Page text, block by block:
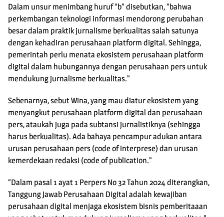
Dalam unsur menimbang huruf “b” disebutkan, ”bahwa
perkembangan teknologi informasi mendorong perubahan
besar dalam praktik jurnalisme berkualitas salah satunya
dengan kehadiran perusahaan platform digital. Sehingga,
pemerintah perlu menata ekosistem perusahaan platform
digital dalam hubungannya dengan perusahaan pers untuk
mendukung jurnalisme berkualitas.”
Sebenarnya, sebut Wina, yang mau diatur ekosistem yang
menyangkut perusahaan platform digital dan perusahaan
pers, ataukah juga pada subtansi jurnalistiknya (sehingga
harus berkualitas). Ada bahaya pencampur adukan antara
urusan perusahaan pers (code of interprese) dan urusan
kemerdekaan redaksi (code of publication.”
“Dalam pasal 1 ayat 1 Perpers No 32 Tahun 2024 diterangkan,
Tanggung Jawab Perusahaan Digital adalah kewajiban
perusahaan digital menjaga ekosistem bisnis pemberitaaan